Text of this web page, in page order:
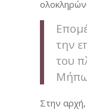
την
του
Στην αρχή,